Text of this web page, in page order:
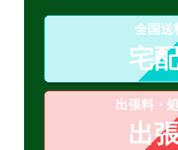
全国送
宅
出張料・
出